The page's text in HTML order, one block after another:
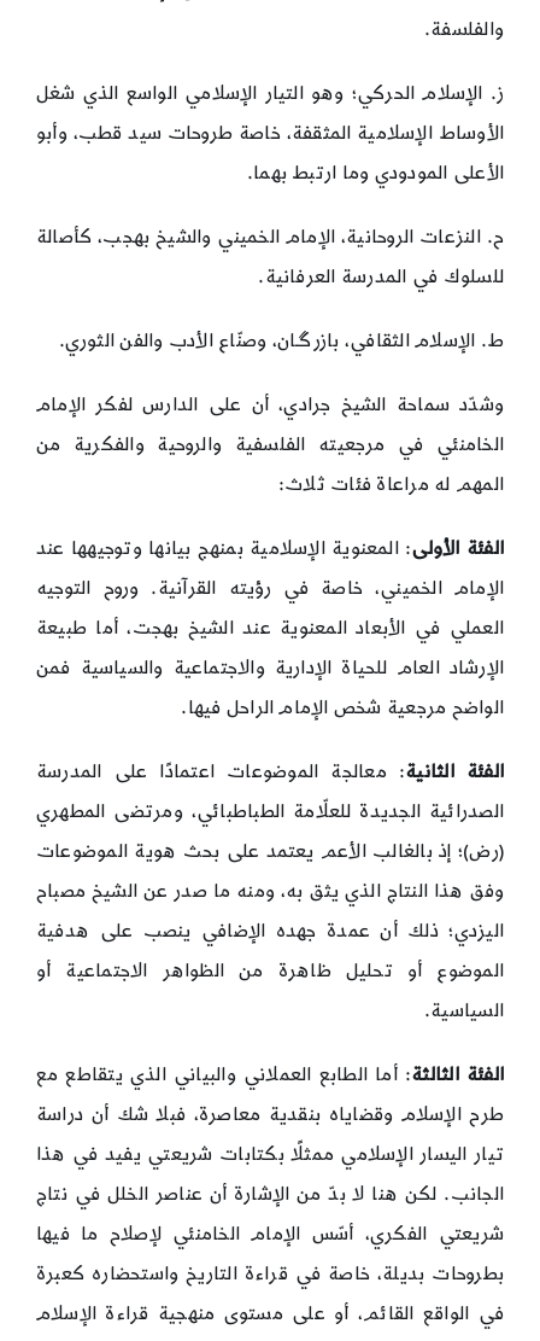
والفلسفة.
ز. الإسلام الحركي؛ وهو التيار الإسلامي الواسع الذي شغل
الأوساط الإسلامية المثقفة، خاصة طروحات سيد قطب، وأبو
الأعلى المودودي وما ارتبط بهما.
ح. النزعات الروحانية، الإمام الخميني والشيخ بهجب، كأصالة
للسلوك في المدرسة العرفانية.
ط. الإسلام الثقافي، بازرﮔـان، وصنّاع الأدب والفن الثوري.
وشدّد سماحة الشيخ جرادي، أن على الدارس لفكر الإمام
الخامنئي في مرجعيته الفلسفية والروحية والفكرية من
المهم له مراعاة فئات ثلاث:
الفئة الأولى: المعنوية الإسلامية بمنهج بيانها وتوجيهها عند
الإمام الخميني، خاصة في رؤيته القرآنية. وروح التوجيه
العملي في الأبعاد المعنوية عند الشيخ بهجت، أما طبيعة
الإرشاد العام للحياة الإدارية والاجتماعية والسياسية فمن
الواضح مرجعية شخص الإمام الراحل فيها.
الفئة الثانية: معالجة الموضوعات اعتمادًا على المدرسة
الصدرائية الجديدة للعلّامة الطباطبائي، ومرتضى المطهري
(رض)؛ إذ بالغالب الأعم يعتمد على بحث هوية الموضوعات
وفق هذا النتاج الذي يثق به، ومنه ما صدر عن الشيخ مصباح
اليزدي؛ ذلك أن عمدة جهده الإضافي ينصب على هدفية
الموضوع أو تحليل ظاهرة من الظواهر الاجتماعية أو
السياسية.
الفئة الثالثة: أما الطابع العملاني والبياني الذي يتقاطع مع
طرح الإسلام وقضاياه بنقدية معاصرة، فبلا شك أن دراسة
تيار اليسار الإسلامي ممثلًا بكتابات شريعتي يفيد في هذا
الجانب. لكن هنا لا بدّ من الإشارة أن عناصر الخلل في نتاج
شريعتي الفكري، أسّس الإمام الخامنئي لإصلاح ما فيها
بطروحات بديلة، خاصة في قراءة التاريخ واستحضاره كعبرة
في الواقع القائم، أو على مستوى منهجية قراءة الإسلام